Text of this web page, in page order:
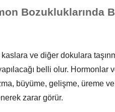
Bozukluklarında
ve diğer dokulara
belli olur. Hormonlar
büyüme, gelişme, üreme
zarar görür.